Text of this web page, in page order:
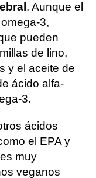
. Aunque el
3,
pueden
de lino,
y el aceite de
ácido alfa-
3.
ácidos
el EPA y
muy
veganos